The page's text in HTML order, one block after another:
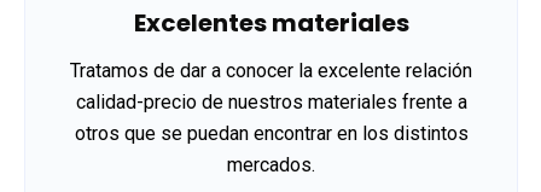
Excelentes materiales
Tratamos de dar a conocer la excelente relación
calidad-precio de nuestros materiales frente a
otros que se puedan encontrar en los distintos
mercados.